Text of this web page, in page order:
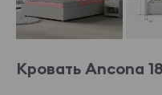
Кровать Ancona